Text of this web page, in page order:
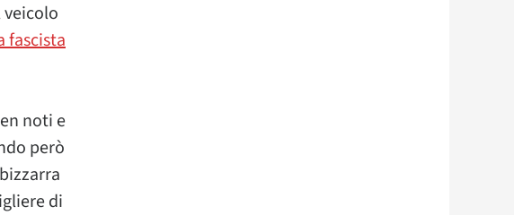
fascista
noti e
però
di